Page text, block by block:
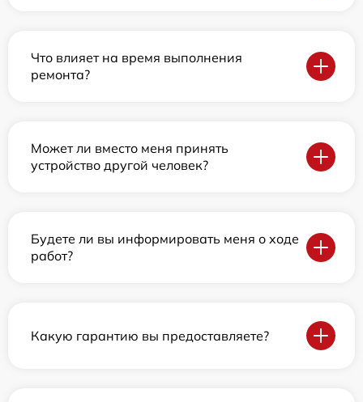
Что влияет на время выполнения
ремонта?
Может ли вместо меня принять
устройство другой человек?
Будете ли вы информировать меня о ходе
работ?
Какую гарантию вы предоставляете?